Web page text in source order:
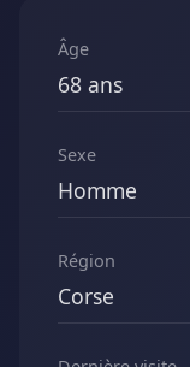
Âge
68 ans
Sexe
Homme
Région
Corse